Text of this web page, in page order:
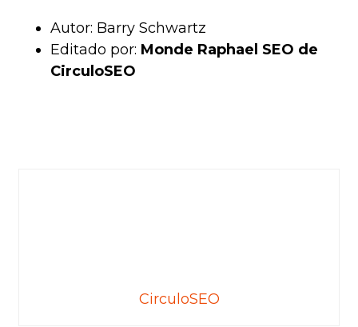
Autor: Barry Schwartz
Editado por: Monde Raphael SEO de
CirculoSEO
CirculoSEO